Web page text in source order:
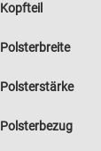
Kopfteil
Polsterbreite
Polsterstärke
Polsterbezug